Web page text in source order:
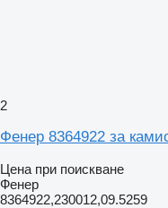
2
Фенер 8364922 за
Цена при поискване
Фенер
8364922,230012,09.5259